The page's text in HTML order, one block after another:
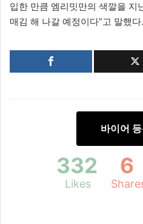
입한 만큼 엠리밋만의 색깔을 지
매김 해 나갈 예정이다”고 말했다.
바이어
332
Likes
6